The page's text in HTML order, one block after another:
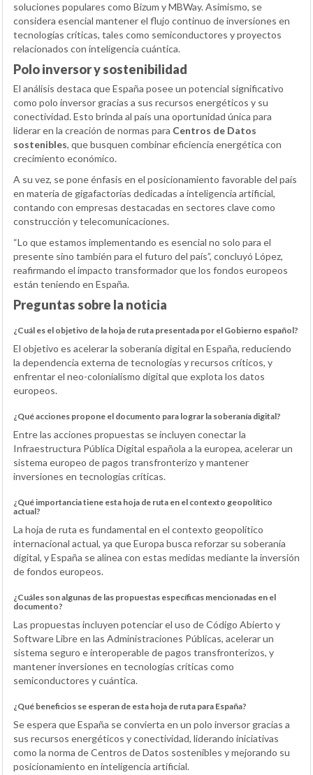
soluciones populares como Bizum y MBWay. Asimismo, se
considera esencial mantener el flujo continuo de inversiones en
tecnologías críticas, tales como semiconductores y proyectos
relacionados con inteligencia cuántica.
Polo inversor y sostenibilidad
El análisis destaca que España posee un potencial significativo
como polo inversor gracias a sus recursos energéticos y su
conectividad. Esto brinda al país una oportunidad única para
liderar en la creación de normas para Centros de Datos
sostenibles, que busquen combinar eficiencia energética con
crecimiento económico.
A su vez, se pone énfasis en el posicionamiento favorable del país
en materia de gigafactorías dedicadas a inteligencia artificial,
contando con empresas destacadas en sectores clave como
construcción y telecomunicaciones.
“Lo que estamos implementando es esencial no solo para el
presente sino también para el futuro del país”, concluyó López,
reafirmando el impacto transformador que los fondos europeos
están teniendo en España.
Preguntas sobre la noticia
¿Cuál es el objetivo de la hoja de ruta presentada por el Gobierno español?
El objetivo es acelerar la soberanía digital en España, reduciendo
la dependencia externa de tecnologías y recursos críticos, y
enfrentar el neo-colonialismo digital que explota los datos
europeos.
¿Qué acciones propone el documento para lograr la soberanía digital?
Entre las acciones propuestas se incluyen conectar la
Infraestructura Pública Digital española a la europea, acelerar un
sistema europeo de pagos transfronterizo y mantener
inversiones en tecnologías críticas.
¿Qué importancia tiene esta hoja de ruta en el contexto geopolítico
actual?
La hoja de ruta es fundamental en el contexto geopolítico
internacional actual, ya que Europa busca reforzar su soberanía
digital, y España se alinea con estas medidas mediante la inversión
de fondos europeos.
¿Cuáles son algunas de las propuestas específicas mencionadas en el
documento?
Las propuestas incluyen potenciar el uso de Código Abierto y
Software Libre en las Administraciones Públicas, acelerar un
sistema seguro e interoperable de pagos transfronterizos, y
mantener inversiones en tecnologías críticas como
semiconductores y cuántica.
¿Qué beneficios se esperan de esta hoja de ruta para España?
Se espera que España se convierta en un polo inversor gracias a
sus recursos energéticos y conectividad, liderando iniciativas
como la norma de Centros de Datos sostenibles y mejorando su
posicionamiento en inteligencia artificial.